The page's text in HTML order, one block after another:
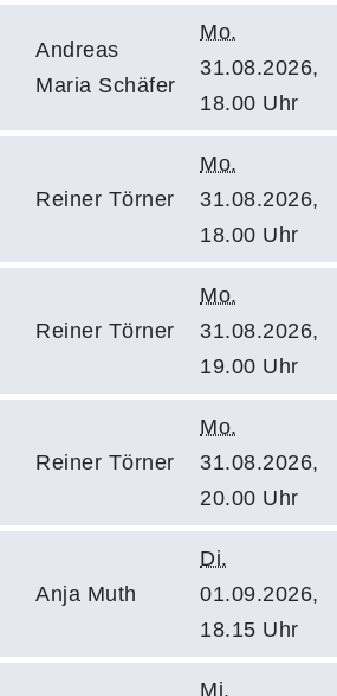
Andreas
Maria Schäfer
Mo.
31.08.2026,
18.00 Uhr
Reiner Törner
Mo.
31.08.2026,
18.00 Uhr
Reiner Törner
Mo.
31.08.2026,
19.00 Uhr
Reiner Törner
Mo.
31.08.2026,
20.00 Uhr
Anja Muth
Di.
01.09.2026,
18.15 Uhr
Mi.